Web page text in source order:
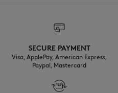
SECURE PAYMENT
Visa, ApplePay, American Express,
Paypal, Mastercard